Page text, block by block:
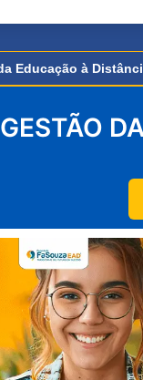
Educação à